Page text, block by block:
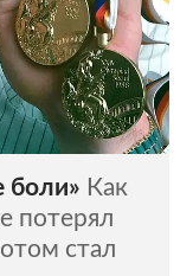
боли» Как
потерял
стал